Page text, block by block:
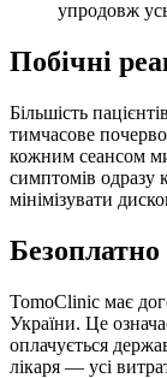
упродовж
Побічні
Більшість
тимчасове
кожним сеансом
симптомів одразу
мінімізувати
TomoClinic має
України. Це
оплачується
лікаря — усі